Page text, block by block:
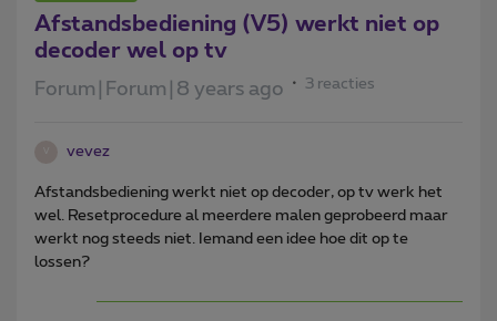
Afstandsbediening (V5) werkt niet op
decoder wel op tv
Forum|Forum|8 years ago 3 reacties
vevez
Afstandsbediening werkt niet op decoder, op tv werk het
wel. Resetprocedure al meerdere malen geprobeerd maar
werkt nog steeds niet. Iemand een idee hoe dit op te
lossen?